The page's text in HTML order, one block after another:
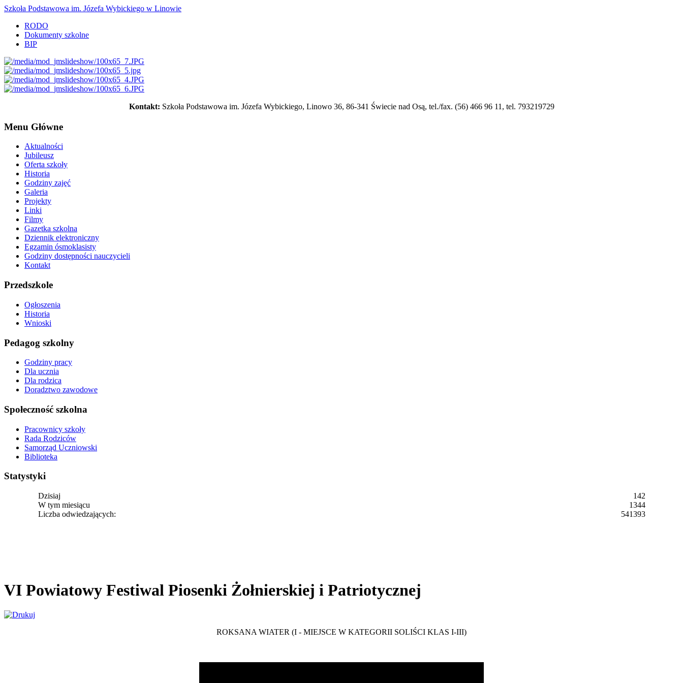
Szkoła Podstawowa im. Józefa Wybickiego w Linowie
RODO
Dokumenty szkolne
BIP
Kontakt: Szkoła Podstawowa im. Józefa Wybickiego, Linowo 36, 86-341 Świecie nad Osą, tel./fax. (56) 466 96 11, tel. 793219729
Menu Główne
Aktualności
Jubileusz
Oferta szkoły
Historia
Godziny zajęć
Galeria
Projekty
Linki
Filmy
Gazetka szkolna
Dziennik elektroniczny
Egzamin ósmoklasisty
Godziny dostępności nauczycieli
Kontakt
Przedszkole
Ogłoszenia
Historia
Wnioski
Pedagog szkolny
Godziny pracy
Dla ucznia
Dla rodzica
Doradztwo zawodowe
Społeczność szkolna
Pracownicy szkoły
Rada Rodziców
Samorząd Uczniowski
Biblioteka
Statystyki
Dzisiaj
142
W tym miesiącu
1344
Liczba odwiedzających:
541393
VI Powiatowy Festiwal Piosenki Żołnierskiej i Patriotycznej
ROKSANA WIATER (I - MIEJSCE W KATEGORII SOLIŚCI KLAS I-III)